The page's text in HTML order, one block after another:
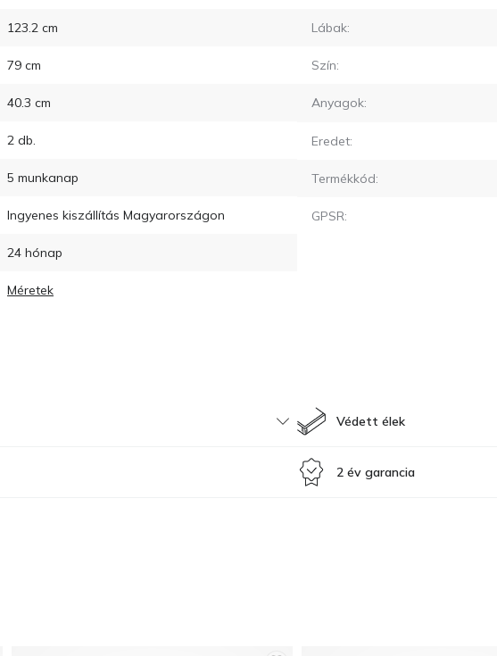
123.2 cm
79 cm
40.3 cm
2 db.
5 munkanap
Ingyenes kiszállítás Magyarországon
24 hónap
Méretek
Lábak:
Szín:
Anyagok:
Eredet:
Termékkód:
GPSR:
Védett élek
2 év garancia